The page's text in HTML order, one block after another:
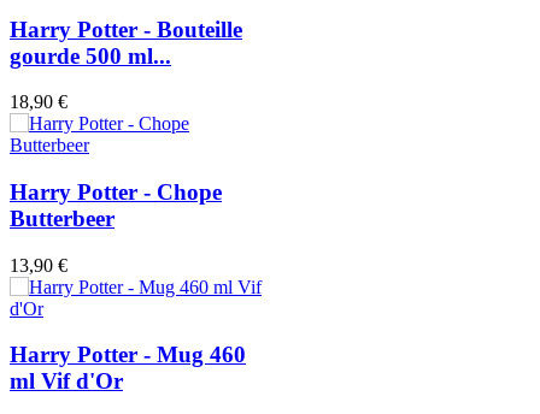
Harry Potter - Bouteille
gourde 500 ml...
18,90 €
Harry Potter - Chope
Butterbeer
13,90 €
Harry Potter - Mug 460
ml Vif d'Or